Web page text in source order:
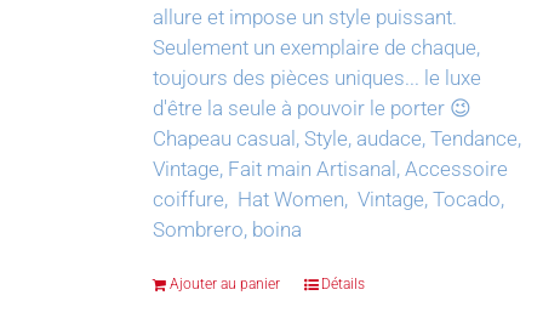
allure et impose un style puissant.
Seulement un exemplaire de chaque,
toujours des pièces uniques... le luxe
d'être la seule à pouvoir le porter 😉
Chapeau casual, Style, audace, Tendance,
Vintage, Fait main Artisanal, Accessoire
coiffure, Hat Women, Vintage, Tocado,
Sombrero, boina
Ajouter au panier Détails